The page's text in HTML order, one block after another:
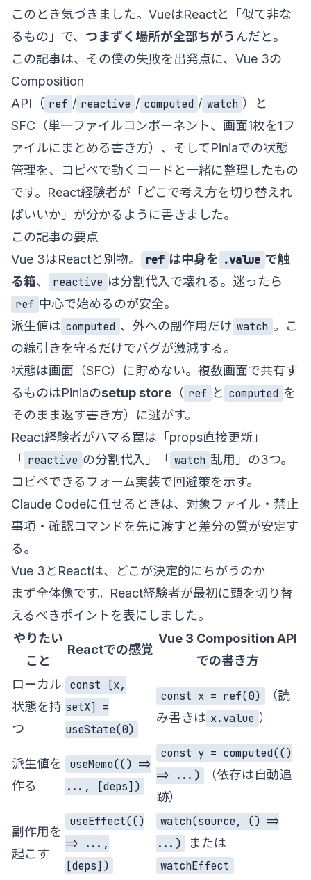
このとき気づきました。VueはReactと「似て非な
るもの」で、 つまずく場所が全部ちがう んだと。
この記事は、その僕の失敗を出発点に、Vue 3の
Composition
API（ ref / reactive / computed / watch ）と
SFC（単一ファイルコンポーネント、画面1枚を1フ
ァイルにまとめる書き方）、そしてPiniaでの状態
管理を、コピペで動くコードと一緒に整理したもの
です。React経験者が「どこで考え方を切り替えれ
ばいいか」が分かるように書きました。
この記事の要点
Vue 3はReactと別物。
ref は中身を .value で触
る箱、 reactive は分割代入で壊れる。迷ったら
ref 中心で始めるのが安全。
派生値は computed 、外への副作用だけ watch 。こ
の線引きを守るだけでバグが激減する。
状態は画面（SFC）に貯めない。複数画面で共有す
るものはPiniaのsetup store （ ref と computed を
そのまま返す書き方）に逃がす。
React経験者がハマる罠は「props直接更新」
「 reactive の分割代入」「 watch 乱用」の3つ。
コピペできるフォーム実装で回避策を示す。
Claude Codeに任せるときは、対象ファイル・禁止
事項・確認コマンドを先に渡すと差分の質が安定す
る。
Vue 3とReactは、どこが決定的にちがうのか
まず全体像です。React経験者が最初に頭を切り替
えるべきポイントを表にしました。
やりたい
こと
Reactでの感覚
Vue 3 Composition API
での書き方
ローカル
状態を持
つ
const [x,
setX] =
useState(0)
const x = ref(0)
（読
み書きは x.value ）
派生値を
作る
useMemo(() =>
..., [deps])
const y = computed(()
=> ...)
（依存は自動追
跡）
副作用を
起こす
useEffect(()
=> ...,
[deps])
watch(source, () =>
...)
または
watchEffect